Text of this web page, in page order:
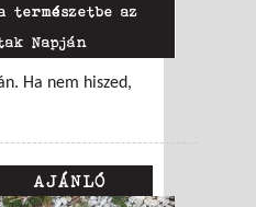
természetbe az
Napján
Ha nem hiszed,
AJÁNLÓ